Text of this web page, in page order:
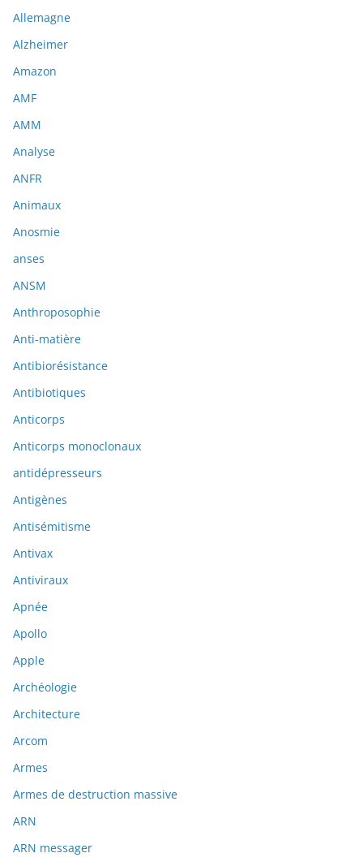
Allemagne
Alzheimer
Amazon
AMF
AMM
Analyse
ANFR
Animaux
Anosmie
anses
ANSM
Anthroposophie
Anti-matière
Antibiorésistance
Antibiotiques
Anticorps
Anticorps monoclonaux
antidépresseurs
Antigènes
Antisémitisme
Antivax
Antiviraux
Apnée
Apollo
Apple
Archéologie
Architecture
Arcom
Armes
Armes de destruction massive
ARN
ARN messager